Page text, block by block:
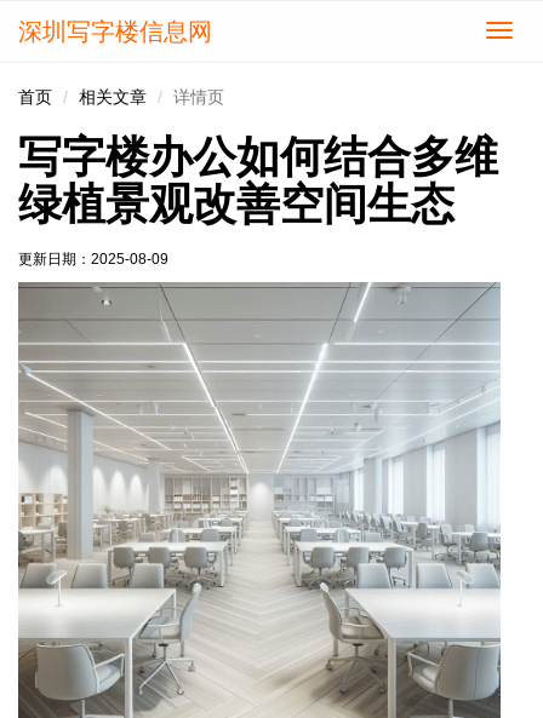
切
深圳写字楼信息网
首页 相关文章 详情页
写字楼办公如何结合多维
绿植景观改善空间生态
更新日期： 2025-08-09